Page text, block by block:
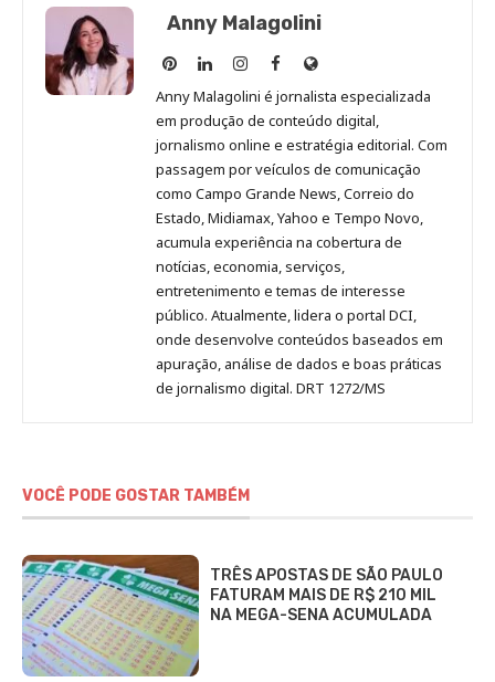
Anny Malagolini
Anny
Malagolini
no
Pinterest
Anny
Malagolini
no
LinkedIn
Anny
Malagolini
no
Instagram
Anny
Malagolini
no
Facebook
Site
de
Anny
Malagolini
Anny Malagolini é jornalista especializada
em produção de conteúdo digital,
jornalismo online e estratégia editorial. Com
passagem por veículos de comunicação
como Campo Grande News, Correio do
Estado, Midiamax, Yahoo e Tempo Novo,
acumula experiência na cobertura de
notícias, economia, serviços,
entretenimento e temas de interesse
público. Atualmente, lidera o portal DCI,
onde desenvolve conteúdos baseados em
apuração, análise de dados e boas práticas
de jornalismo digital. DRT 1272/MS
VOCÊ PODE GOSTAR TAMBÉM
TRÊS APOSTAS DE SÃO PAULO
FATURAM MAIS DE R$ 210 MIL
NA MEGA-SENA ACUMULADA